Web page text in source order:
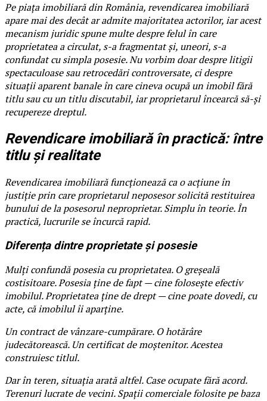
Pe piața imobiliară din România, revendicarea imobiliară
apare mai des decât ar admite majoritatea actorilor, iar acest
mecanism juridic spune multe despre felul în care
proprietatea a circulat, s-a fragmentat și, uneori, s-a
confundat cu simpla posesie. Nu vorbim doar despre litigii
spectaculoase sau retrocedări controversate, ci despre
situații aparent banale în care cineva ocupă un imobil fără
titlu sau cu un titlu discutabil, iar proprietarul încearcă să-și
recupereze dreptul.
Revendicare imobiliară în practică: între
titlu și realitate
Revendicarea imobiliară funcționează ca o acțiune în
justiție prin care proprietarul neposesor solicită restituirea
bunului de la posesorul neproprietar. Simplu în teorie. În
practică, lucrurile se încurcă rapid.
Diferența dintre proprietate și posesie
Mulți confundă posesia cu proprietatea. O greșeală
costisitoare. Posesia ține de fapt — cine folosește efectiv
imobilul. Proprietatea ține de drept — cine poate dovedi, cu
acte, că imobilul îi aparține.
Un contract de vânzare-cumpărare. O hotărâre
judecătorească. Un certificat de moștenitor. Acestea
construiesc titlul.
Dar în teren, situația arată altfel. Case ocupate fără acord.
Terenuri lucrate de vecini. Spații comerciale folosite pe baza